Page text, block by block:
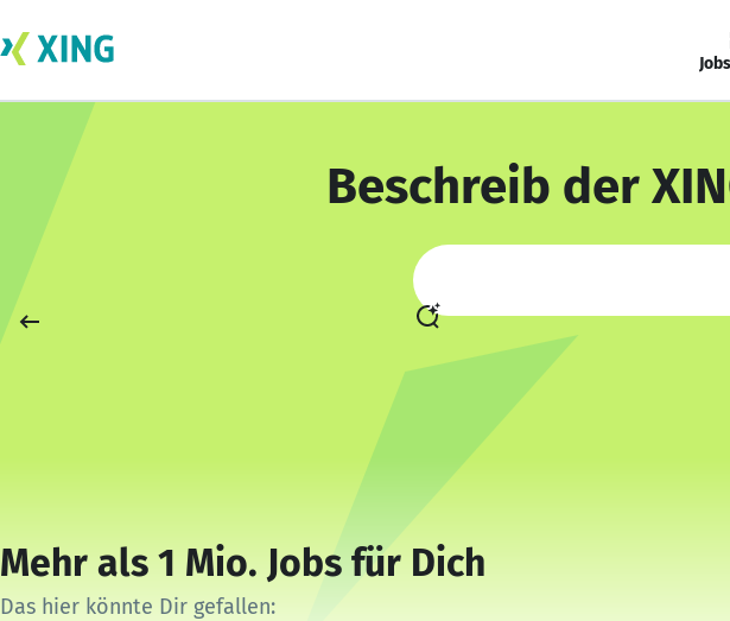
Beschreib der
Mehr als 1 Mio. Jobs für Dich
Das hier könnte Dir gefallen: